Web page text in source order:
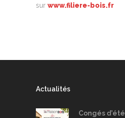
sur www.filiere-bois.fr
Actualités
Congés d’été